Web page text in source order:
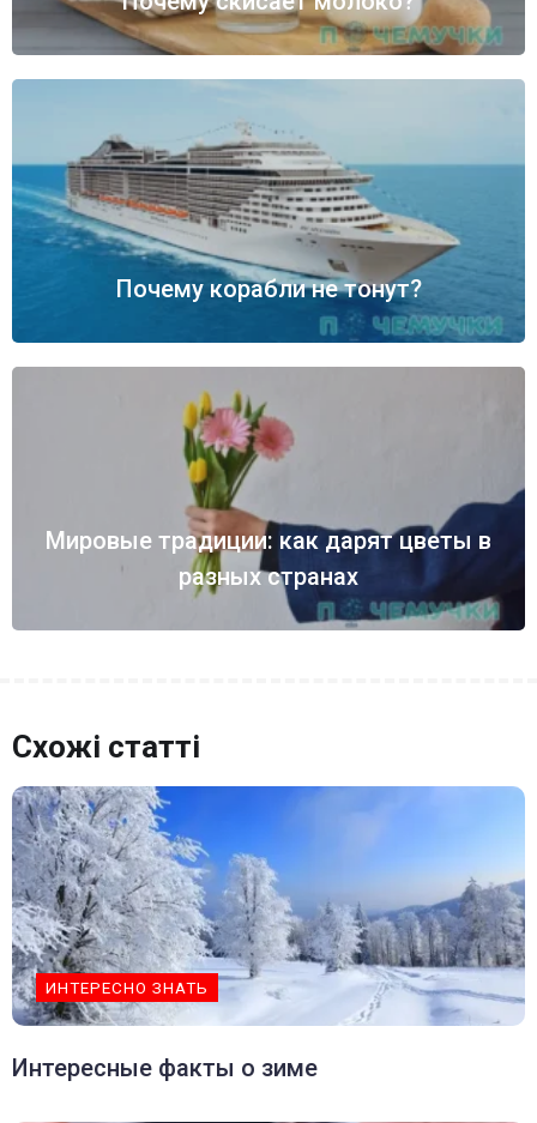
Почему корабли не тонут?
Мировые традиции: как дарят цветы в
разных странах
Схожі статті
ИНТЕРЕСНО ЗНАТЬ
Интересные факты о зиме